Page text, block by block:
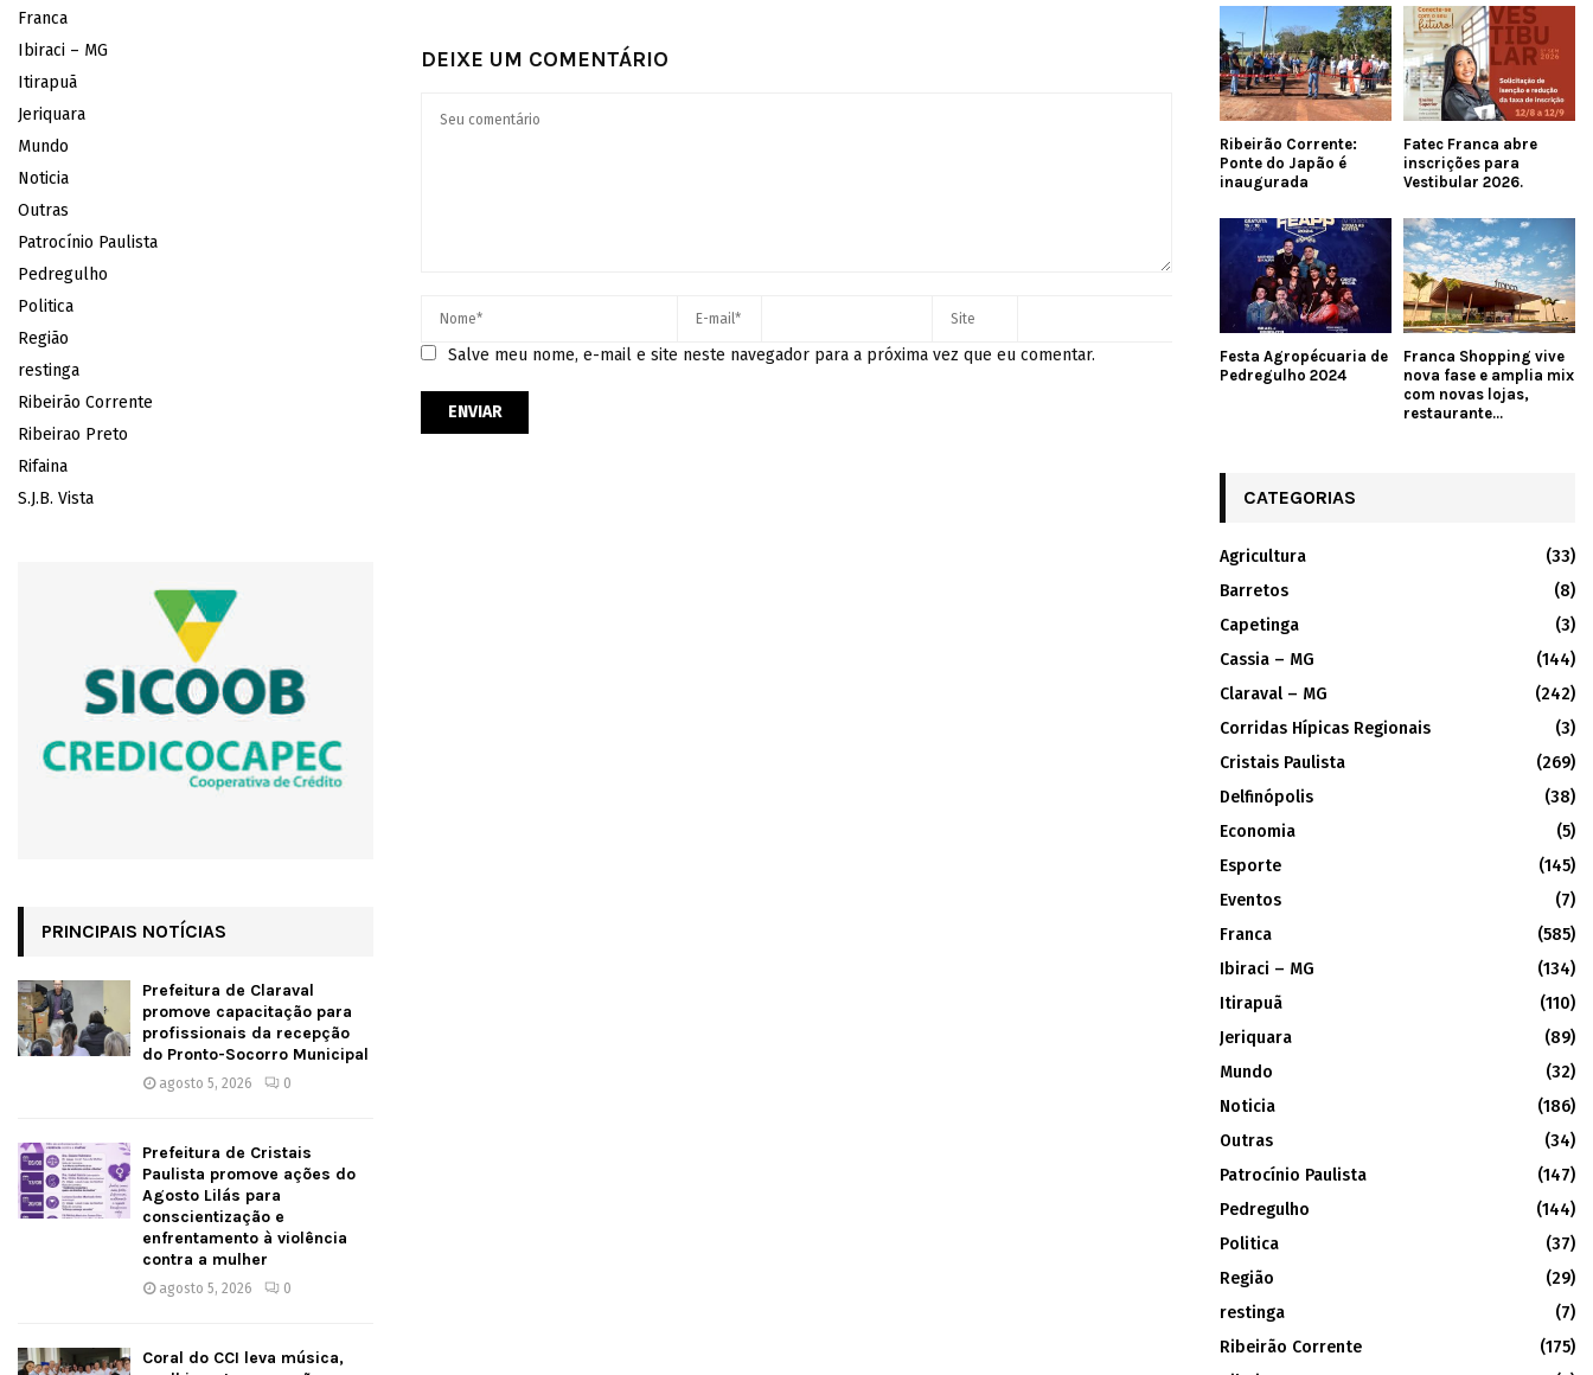
DEIXE UM COMENTÁRIO
Salve meu nome, e-mail e site neste navegador para a próxima vez que eu comentar.
Franca
Ibiraci – MG
Itirapuã
Jeriquara
Mundo
Noticia
Outras
Patrocínio Paulista
Pedregulho
Politica
Região
restinga
Ribeirão Corrente
Ribeirao Preto
Rifaina
S.J.B. Vista
PRINCIPAIS NOTÍCIAS
Prefeitura de Claraval
promove capacitação para
profissionais da recepção
do Pronto-Socorro Municipal
agosto 5, 2026 0
Prefeitura de Cristais
Paulista promove ações do
Agosto Lilás para
conscientização e
enfrentamento à violência
contra a mulher
agosto 5, 2026 0
Coral do CCI leva música,
Ribeirão Corrente:
Ponte do Japão é
inaugurada
Fatec Franca abre
inscrições para
Vestibular 2026.
Festa Agropécuaria de
Pedregulho 2024
Franca Shopping vive
nova fase e amplia mix
com novas lojas,
restaurante...
CATEGORIAS
Agricultura
(33)
Barretos
(8)
Capetinga
(3)
Cassia – MG
(144)
Claraval – MG
(242)
Corridas Hípicas Regionais
(3)
Cristais Paulista
(269)
Delfinópolis
(38)
Economia
(5)
Esporte
(145)
Eventos
(7)
Franca
(585)
Ibiraci – MG
(134)
Itirapuã
(110)
Jeriquara
(89)
Mundo
(32)
Noticia
(186)
Outras
(34)
Patrocínio Paulista
(147)
Pedregulho
(144)
Politica
(37)
Região
(29)
restinga
(7)
Ribeirão Corrente
(175)